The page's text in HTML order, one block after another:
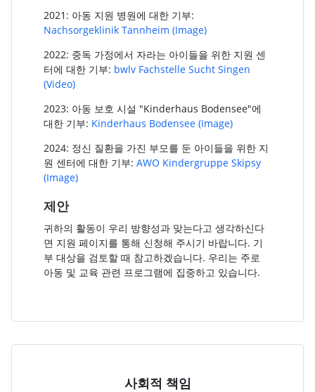
2021: 아동 지원 병원에 대한 기부:
Nachsorgeklinik Tannheim (Image)
2022: 중독 가정에서 자라는 아이들을 위한 지원 센
터에 대한 기부: bwlv Fachstelle Sucht Singen
(Video)
2023: 아동 보호 시설 "Kinderhaus Bodensee"에
대한 기부: Kinderhaus Bodensee (Image)
2024: 정신 질환을 가진 부모를 둔 아이들을 위한 지
원 센터에 대한 기부: AWO Kindergruppe Skipsy
(Image)
제안
귀하의 활동이 우리 방향성과 맞는다고 생각하신다
면 지원 페이지를 통해 신청해 주시기 바랍니다. 기
부 대상을 검토할 때 참고하겠습니다. 우리는 주로
아동 및 교육 관련 프로그램에 집중하고 있습니다.
사회적 책임